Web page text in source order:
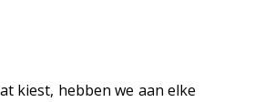
kiest, hebben we aan elke